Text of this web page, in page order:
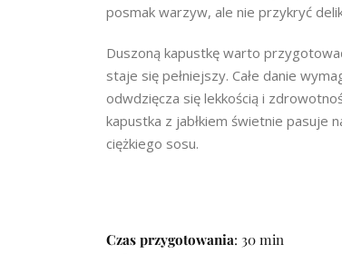
posmak warzyw, ale nie przykryć
Duszoną kapustkę warto
staje się pełniejszy. Całe danie
odwdzięcza się lekkością i
kapustka z jabłkiem świetnie pasuje
ciężkiego sosu.
Czas przygotowania: 30 min